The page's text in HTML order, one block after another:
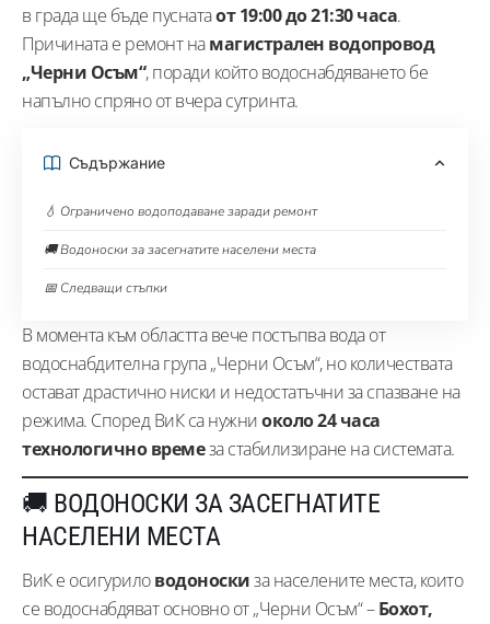
в града ще бъде пуснатаот 19:00 до 21:30 часа.
Причината е ремонт намагистрален водопровод
„Черни Осъм“, поради който водоснабдяването бе
напълно спряно от вчера сутринта.
Съдържание
💧 Ограничено водоподаване заради ремонт
🚚 Водоноски за засегнатите населени места
📅 Следващи стъпки
В момента към областта вече постъпва вода от
водоснабдителна група „Черни Осъм“, но количествата
остават драстично ниски и недостатъчни за спазване на
режима. Според ВиК са нужниоколо 24 часа
технологично времеза стабилизиране на системата.
🚚 ВОДОНОСКИ ЗА ЗАСЕГНАТИТЕ
НАСЕЛЕНИ МЕСТА
ВиК е осигуриловодоноскиза населените места, които
се водоснабдяват основно от „Черни Осъм“ –Бохот,